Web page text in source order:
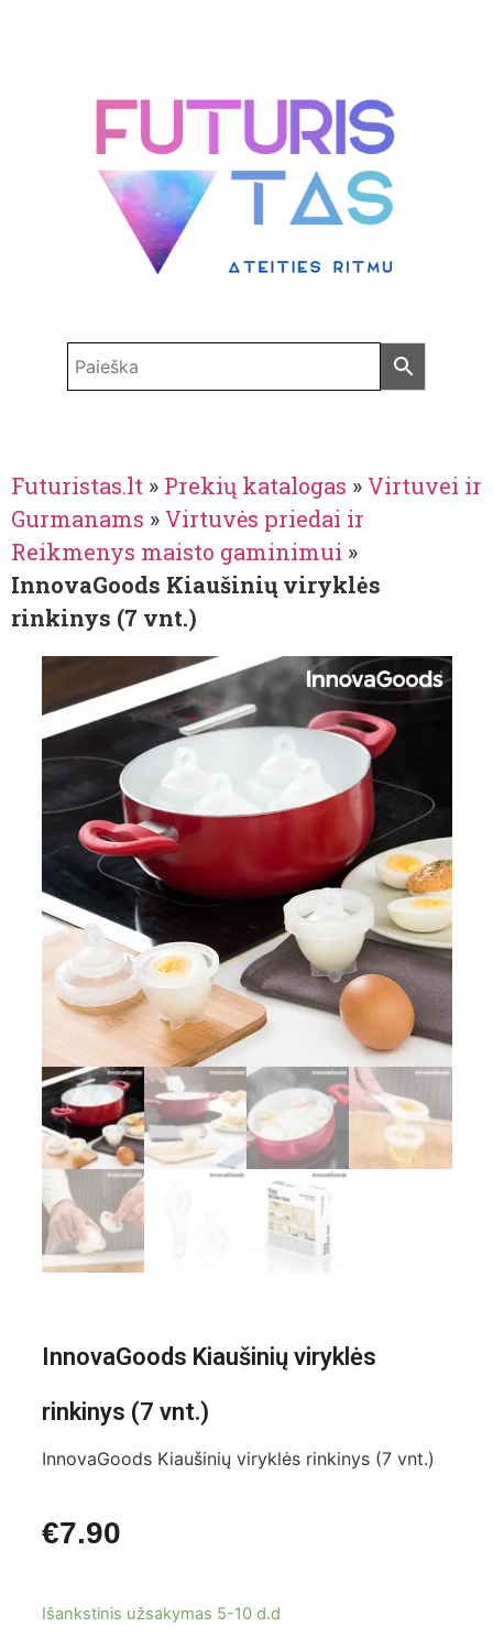
Futuristas.lt » Prekių katalogas » Virtuvei ir
Gurmanams » Virtuvės priedai ir
Reikmenys maisto gaminimui »
InnovaGoods Kiaušinių viryklės
rinkinys (7 vnt.)
InnovaGoods Kiaušinių viryklės
rinkinys (7 vnt.)
InnovaGoods Kiaušinių viryklės rinkinys (7 vnt.)
€7.90
Išankstinis užsakymas 5-10 d.d